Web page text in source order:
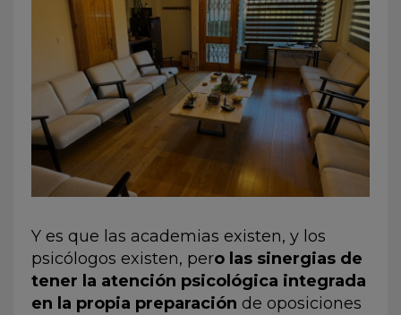
Y es que las academias existen, y los
psicólogos existen, pero las sinergias de
tener la atención psicológica integrada
en la propia preparación de oposiciones